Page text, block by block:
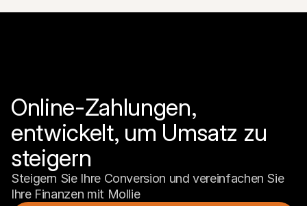
Online-Zahlungen,
entwickelt, um Umsatz zu
steigern
Steigern Sie Ihre Conversion und vereinfachen Sie
Ihre Finanzen mit Mollie